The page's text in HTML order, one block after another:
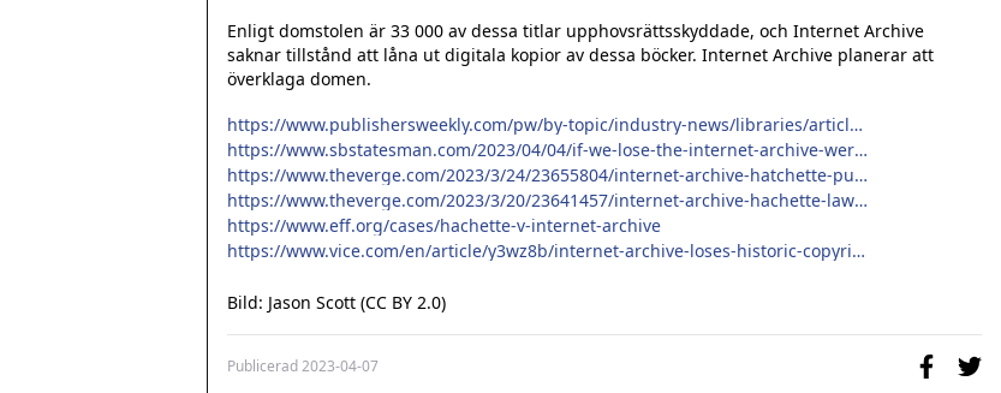
Enligt domstolen är 33 000 av dessa titlar upphovsrättsskyddade, och Internet Archive
saknar tillstånd att låna ut digitala kopior av dessa böcker. Internet Archive planerar att
överklaga domen.
https://www.publishersweekly.com/pw/by-topic/industry-news/libraries/article/91862-in-a-swift-decision-judge-eviscerates-internet-archive-s-scanning-and-lending-program.html
https://www.sbstatesman.com/2023/04/04/if-we-lose-the-internet-archive-were-screwed/
https://www.theverge.com/2023/3/24/23655804/internet-archive-hatchette-publisher-ebook-library-lawsuit
https://www.theverge.com/2023/3/20/23641457/internet-archive-hachette-lawsuit-court-copyright-fair-use
https://www.eff.org/cases/hachette-v-internet-archive
https://www.vice.com/en/article/y3wz8b/internet-archive-loses-historic-copyright-case-vows-to-appeal
Publicerad2023-04-07